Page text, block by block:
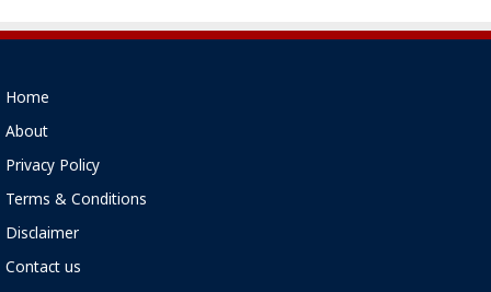
Home
About
Privacy Policy
Terms & Conditions
Disclaimer
Contact us